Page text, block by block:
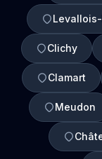
Clichy
Clamart
Meudon